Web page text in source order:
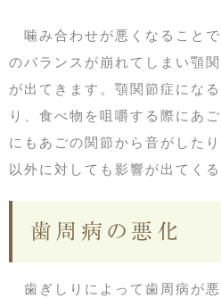
噛み合わせが悪くなること
のバランスが崩れてしまい顎
が出てきます。顎関節症にな
り、食べ物を咀嚼する際にあ
にもあごの関節から音がした
以外に対しても影響が出てく
歯周病の悪化
歯ぎしりによって歯周病が悪